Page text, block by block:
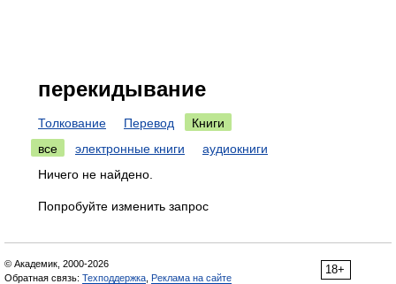
перекидывание
Толкование Перевод
Книги
все
электронные книги
аудиокниги
Ничего не найдено.
Попробуйте изменить запрос
18+
© Академик, 2000-2026
Обратная связь: Техподдержка Реклама на сайте